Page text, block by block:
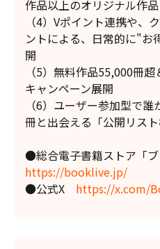
作品以上のオリジナル作品
（4）Vポイント連携や、
ントによる、日常的に"お
開
（5）無料作品55,000冊
キャンペーン展開
（6）ユーザー参加型で
冊と出会える「公開リスト
●総合電子書籍ストア「
https://booklive.jp/
●公式X https://x.com/